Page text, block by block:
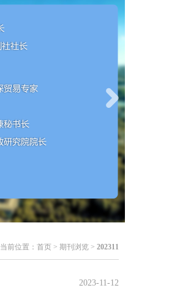
当前位置： 首页 > 期刊浏览 > 202311
2023-11-12